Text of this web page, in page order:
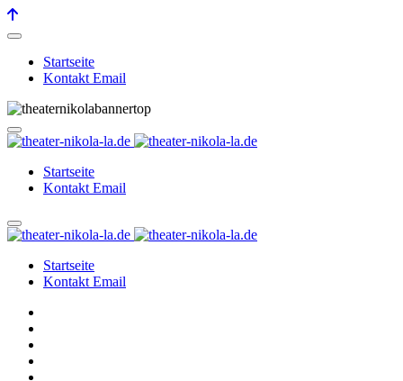
Startseite
Kontakt Email
Startseite
Kontakt Email
Startseite
Kontakt Email